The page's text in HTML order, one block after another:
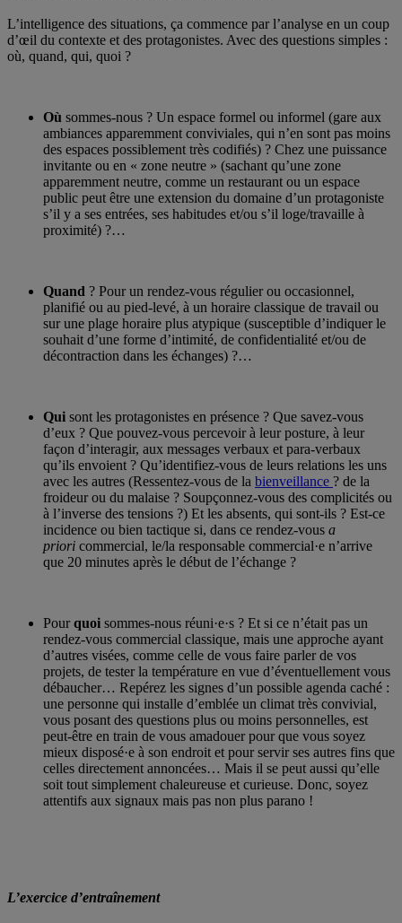
L’intelligence des situations, ça commence par l’analyse en un coup
d’œil du contexte et des protagonistes. Avec des questions simples :
où, quand, qui, quoi ?
Où sommes-nous ? Un espace formel ou informel (gare aux
ambiances apparemment conviviales, qui n’en sont pas moins
des espaces possiblement très codifiés) ? Chez une puissance
invitante ou en « zone neutre » (sachant qu’une zone
apparemment neutre, comme un restaurant ou un espace
public peut être une extension du domaine d’un protagoniste
s’il y a ses entrées, ses habitudes et/ou s’il loge/travaille à
proximité) ?…
Quand ? Pour un rendez-vous régulier ou occasionnel,
planifié ou au pied-levé, à un horaire classique de travail ou
sur une plage horaire plus atypique (susceptible d’indiquer le
souhait d’une forme d’intimité, de confidentialité et/ou de
décontraction dans les échanges) ?…
Qui sont les protagonistes en présence ? Que savez-vous
d’eux ? Que pouvez-vous percevoir à leur posture, à leur
façon d’interagir, aux messages verbaux et para-verbaux
qu’ils envoient ? Qu’identifiez-vous de leurs relations les uns
avec les autres (Ressentez-vous de la bienveillance ? de la
froideur ou du malaise ? Soupçonnez-vous des complicités ou
à l’inverse des tensions ?) Et les absents, qui sont-ils ? Est-ce
incidence ou bien tactique si, dans ce rendez-vous a
priori commercial, le/la responsable commercial·e n’arrive
que 20 minutes après le début de l’échange ?
Pourquoi sommes-nous réuni·e·s ? Et si ce n’était pas un
rendez-vous commercial classique, mais une approche ayant
d’autres visées, comme celle de vous faire parler de vos
projets, de tester la température en vue d’éventuellement vous
débaucher… Repérez les signes d’un possible agenda caché :
une personne qui installe d’emblée un climat très convivial,
vous posant des questions plus ou moins personnelles, est
peut-être en train de vous amadouer pour que vous soyez
mieux disposé·e à son endroit et pour servir ses autres fins que
celles directement annoncées… Mais il se peut aussi qu’elle
soit tout simplement chaleureuse et curieuse. Donc, soyez
attentifs aux signaux mais pas non plus parano !
L’exercice d’entraînement